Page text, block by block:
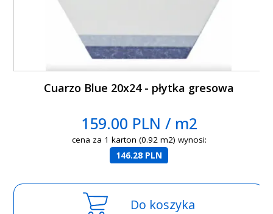
Cuarzo Blue 20x24 - płytka gresowa
159.00 PLN / m2
cena za 1 karton (0.92 m2) wynosi:
146.28 PLN
Do koszyka